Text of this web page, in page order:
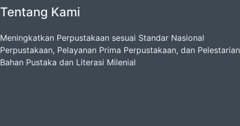
Tentang Kami
Meningkatkan Perpustakaan sesuai Standar Nasional
Perpustakaan, Pelayanan Prima Perpustakaan, dan Pelestarian
Bahan Pustaka dan Literasi Milenial